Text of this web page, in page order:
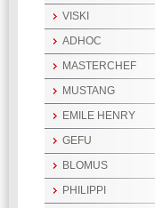
VISKI
ADHOC
MASTERCHEF
MUSTANG
EMILE HENRY
GEFU
BLOMUS
PHILIPPI